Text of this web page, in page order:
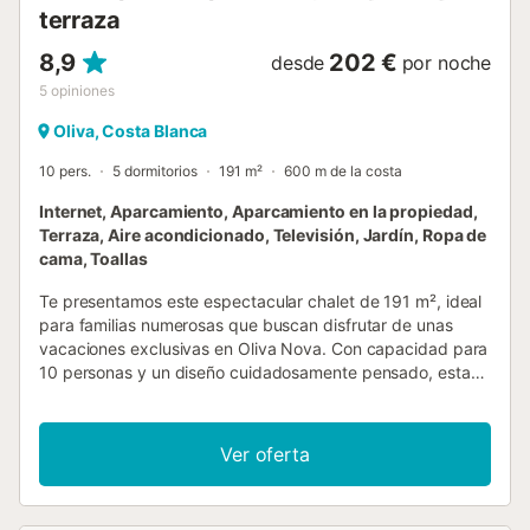
terraza
8,9
5 opiniones
desde 202 € por noche
Oliva, Costa Blanca
10 pers. 5 dormitorios 191 m² 600 m de la costa
Internet, Aparcamiento, Aparcamiento en la propiedad,
Terraza, Aire acondicionado, Televisión, Jardín, Ropa de
cama, Toallas
Te presentamos este espectacular chalet de 191 m², ideal
para familias numerosas que buscan disfrutar de unas
vacaciones exclusivas en Oliva Nova. Con capacidad para
10 personas y un diseño cuidadosamente pensado, esta
y una ubicación inmejorable, a solo unos pasos del Oliva
Nova Golf y la famosa Playa de Oliva Nova. La propiedad
cuenta con una distribución única que garantiza
privacidad y funcionalidad. En la planta inferior, se
Ver oferta